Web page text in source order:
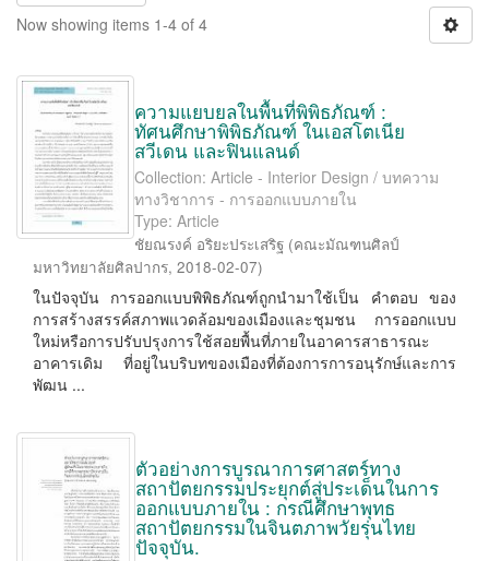
Now showing items 1-4 of 4
ความแยบยลในพื้นที่พิพิธภัณฑ์ :
ทัศนศึกษาพิพิธภัณฑ์ ในเอสโตเนีย
สวีเดน และฟินแลนด์
Collection: Article - Interior Design / บทความ
ทางวิชาการ - การออกแบบภายใน
Type: Article
ชัยณรงค์ อริยะประเสริฐ (คณะมัณฑนศิลป์
มหาวิทยาลัยศิลปากร, 2018-02-07)
ในปัจจุบัน การออกแบบพิพิธภัณฑ์ถูกนำมาใช้เป็น คำตอบ ของ
การสร้างสรรค์สภาพแวดล้อมของเมืองและชุมชน การออกแบบ
ใหม่หรือการปรับปรุงการใช้สอยพื้นที่ภายในอาคารสาธารณะ
อาคารเดิม ที่อยู่ในบริบทของเมืองที่ต้องการการอนุรักษ์และการ
พัฒน ...
ตัวอย่างการบูรณาการศาสตร์ทาง
สถาปัตยกรรมประยุกต์สู่ประเด็นในการ
ออกแบบภายใน : กรณีศึกษาพุทธ
สถาปัตยกรรมในจินตภาพวัยรุ่นไทย
ปัจจุบัน.